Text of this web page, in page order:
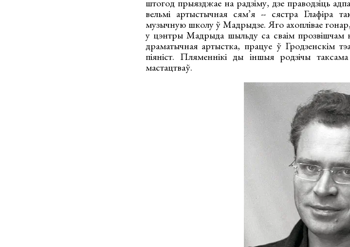
штогод прыязджае на радзіму, дзе праводзіць
вельмі артыстычная сям’я -- сястра Глафіра
музычную школу ў Мадрыдзе. Яго ахоплівае
у цэнтры Мадрыда шыльду са сваім
драматычная артыстка, працуе ў Гродзенскім
піяніст. Пляменнікі ды іншыя родзічы
мастацтваў.